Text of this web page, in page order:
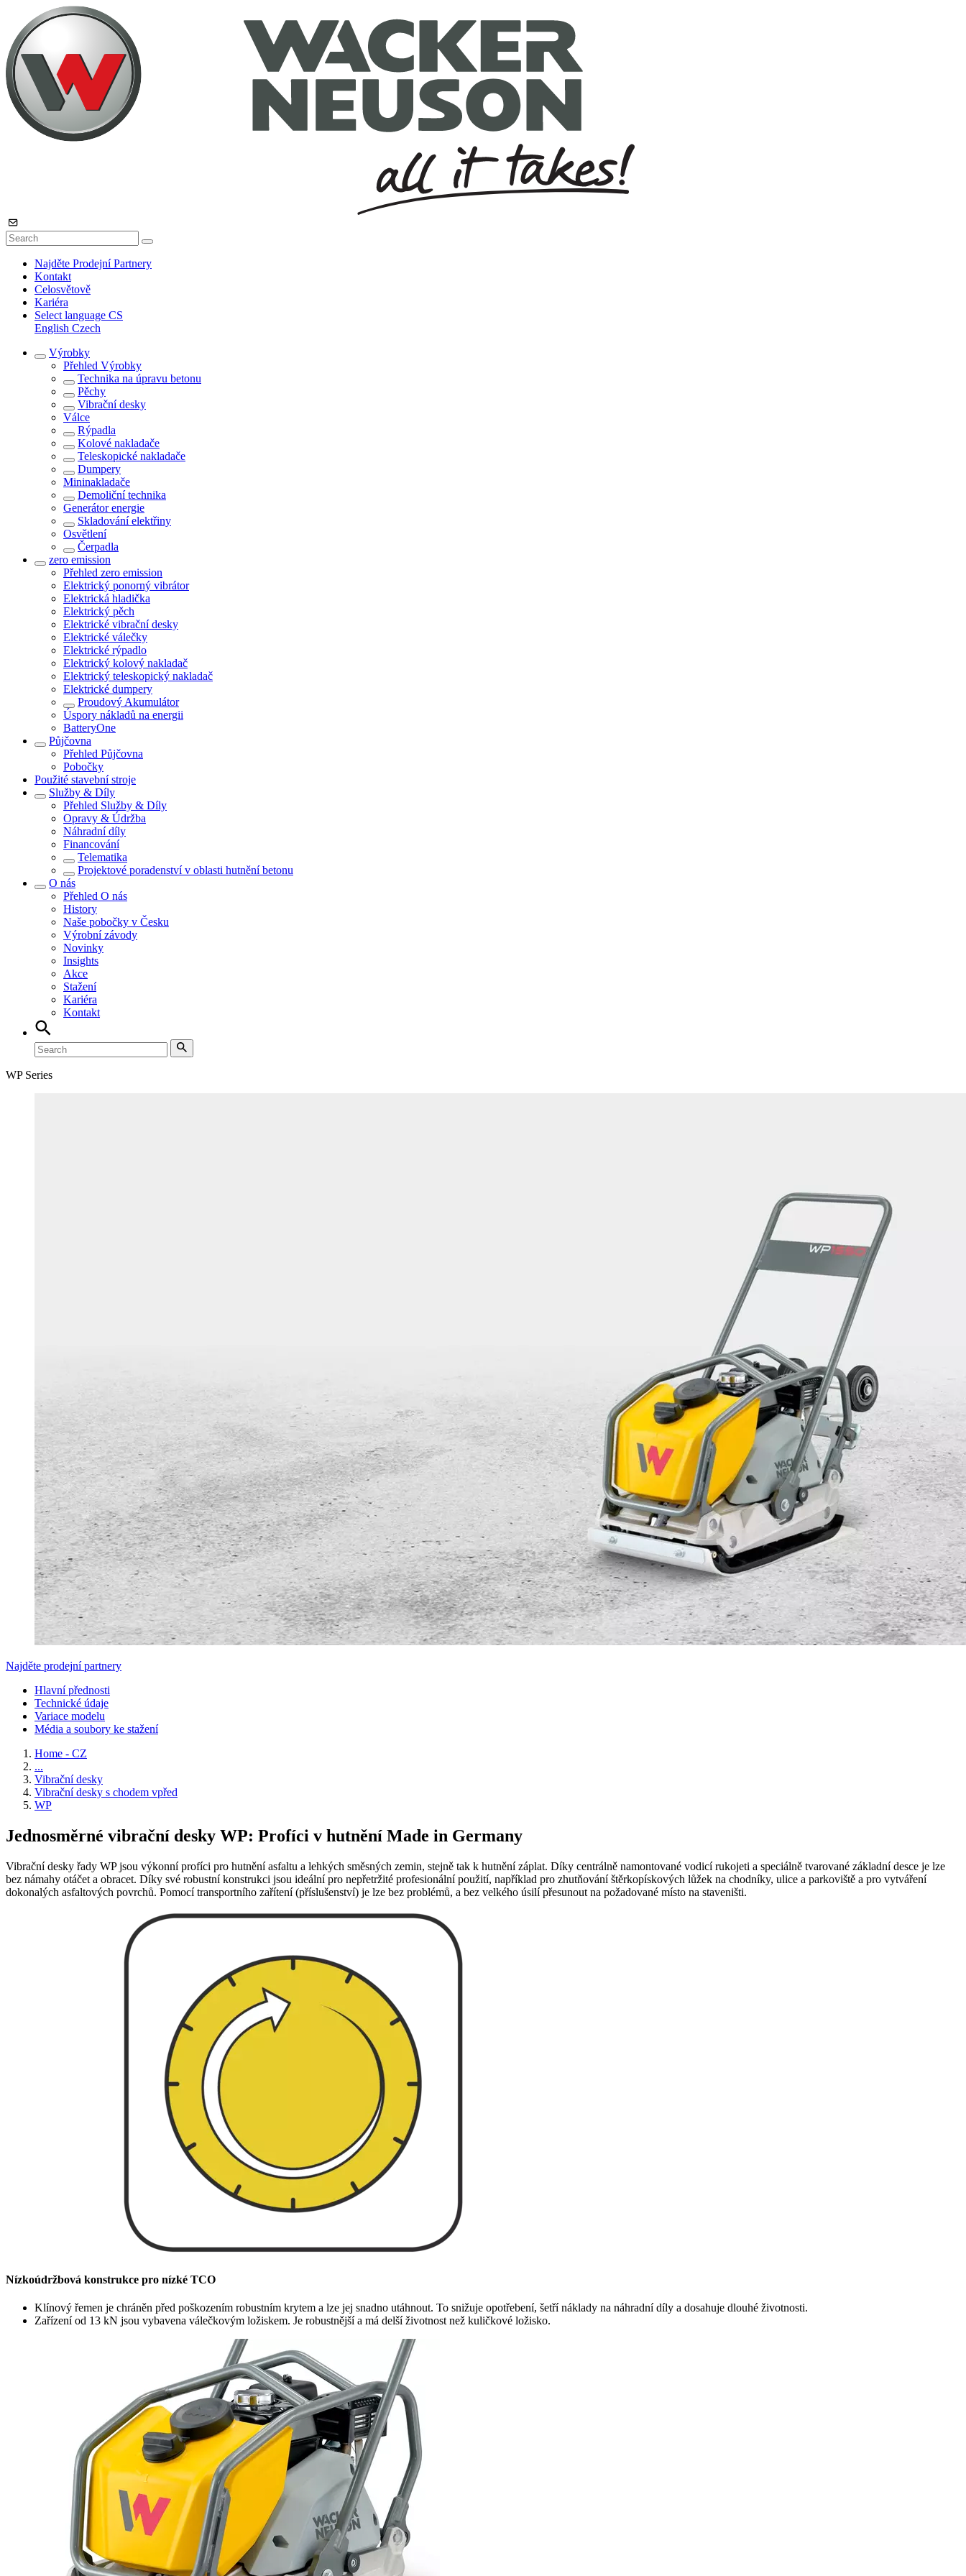
Najděte Prodejní Partnery
Kontakt
Celosvětově
Kariéra
Select language CS
English Czech
Výrobky
Přehled Výrobky
Technika na úpravu betonu
Pěchy
Vibrační desky
Válce
Rýpadla
Kolové nakladače
Teleskopické nakladače
Dumpery
Mininakladače
Demoliční technika
Generátor energie
Skladování elektřiny
Osvětlení
Čerpadla
zero emission
Přehled zero emission
Elektrický ponorný vibrátor
Elektrická hladička
Elektrický pěch
Elektrické vibrační desky
Elektrické válečky
Elektrické rýpadlo
Elektrický kolový nakladač
Elektrický teleskopický nakladač
Elektrické dumpery
Proudový Akumulátor
Úspory nákladů na energii
BatteryOne
Půjčovna
Přehled Půjčovna
Pobočky
Použité stavební stroje
Služby & Díly
Přehled Služby & Díly
Opravy & Údržba
Náhradní díly
Financování
Telematika
Projektové poradenství v oblasti hutnění betonu
O nás
Přehled O nás
History
Naše pobočky v Česku
Výrobní závody
Novinky
Insights
Akce
Stažení
Kariéra
Kontakt
WP Series
Najděte prodejní partnery
Hlavní přednosti
Technické údaje
Variace modelu
Média a soubory ke stažení
Home - CZ
...
Vibrační desky
Vibrační desky s chodem vpřed
WP
Jednosměrné vibrační desky WP: Profíci v hutnění Made in Germany
Vibrační desky řady WP jsou výkonní profíci pro hutnění asfaltu a lehkých směsných zemin, stejně tak k hutnění záplat. Díky centrálně namontované vodicí rukojeti a speciálně tvarované základní desce je lze
bez námahy otáčet a obracet. Díky své robustní konstrukci jsou ideální pro nepřetržité profesionální použití, například pro zhutňování štěrkopískových lůžek na chodníky, ulice a parkoviště a pro vytváření
dokonalých asfaltových povrchů. Pomocí transportního zařítení (příslušenství) je lze bez problémů, a bez velkého úsilí přesunout na požadované místo na staveništi.
Nízkoúdržbová konstrukce pro nízké TCO
Klínový řemen je chráněn před poškozením robustním krytem a lze jej snadno utáhnout. To snižuje opotřebení, šetří náklady na náhradní díly a dosahuje dlouhé životnosti.
Zařízení od 13 kN jsou vybavena válečkovým ložiskem. Je robustnější a má delší životnost než kuličkové ložisko.